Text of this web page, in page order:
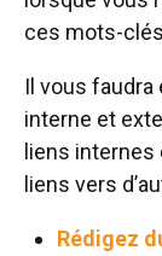
ces mots-
Il vous faudra
interne et
liens internes
liens vers
Rédigez